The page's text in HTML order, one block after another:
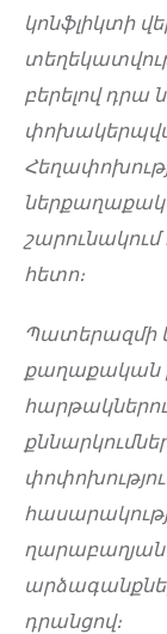
կոնֆլիկտի
բերելով դրա
հետո։
Պատերազմի
քաղաքական
դրանցով։